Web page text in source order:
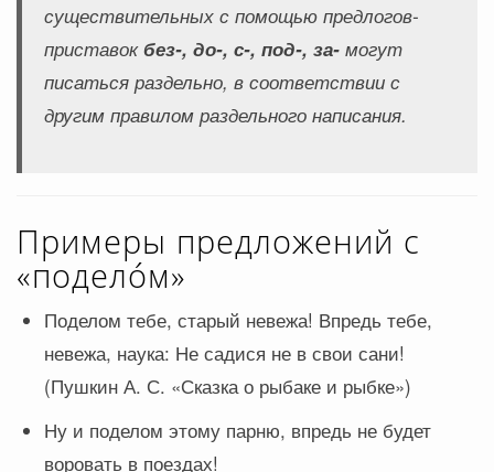
существительных с помощью предлогов-
приставокбез-, до-, с-, под-, за- могут
писаться раздельно, в соответствии с
другим правилом раздельного написания.
Примеры предложений с
«подело́м»
Поделом тебе, старый невежа! Впредь тебе,
невежа, наука: Не садися не в свои сани!
(Пушкин А. С. «Сказка о рыбаке и рыбке»)
Ну и поделом этому парню, впредь не будет
воровать в поездах!